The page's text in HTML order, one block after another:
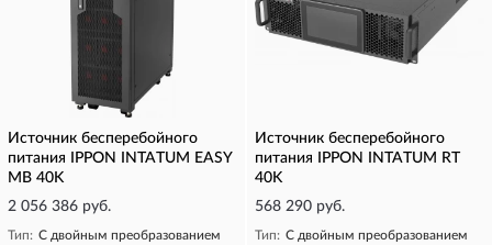
Источник бесперебойного
питания IPPON INTATUM EASY
MB 40K
2 056 386 руб.
Тип: С двойным преобразованием
Источник бесперебойного
питания IPPON INTATUM RT
40K
568 290 руб.
Тип: С двойным преобразованием